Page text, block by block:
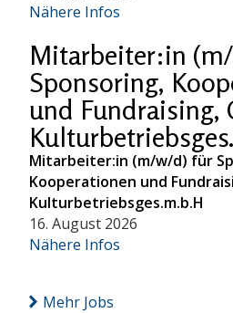
Nähere Infos
Mitarbeiter:in
Sponsoring,
und Fundraising,
Mitarbeiter:in (m/w/d) für
Kooperationen und
Kulturbetriebsges.m.b.H
16. August 2026
Nähere Infos
Mehr Jobs